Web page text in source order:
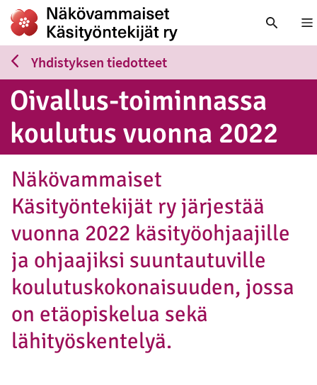
Yhdistyksen tiedotteet
Oivallus-toi­min­nas­sa
koulutus vuonna 2022
Näkövammaiset
Käsityöntekijät ry järjestää
vuonna 2022 käsityöohjaajille
ja ohjaajiksi suuntautuville
koulutuskokonaisuuden, jossa
on etäopiskelua sekä
lähityöskentelyä.